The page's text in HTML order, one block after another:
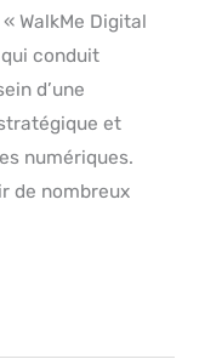
WalkMe Digital
conduit
d’une
et
numériques.
de nombreux